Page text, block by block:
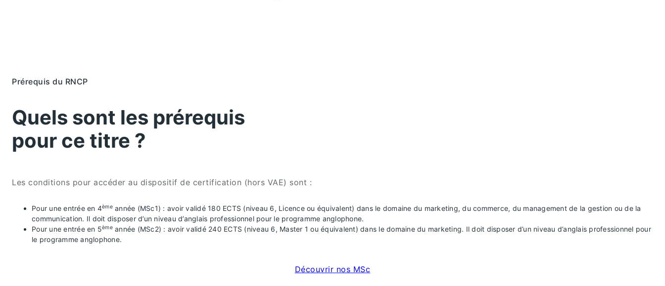
Prérequis du RNCP
Quels sont les prérequis
pour ce titre ?
Les conditions pour accéder au dispositif de certification (hors VAE) sont :
Pour une entrée en 4èmeannée (MSc1) : avoir validé 180 ECTS (niveau 6, Licence ou équivalent) dans le domaine du marketing, du commerce, du management de la gestion ou de la
communication. Il doit disposer d’un niveau d’anglais professionnel pour le programme anglophone.
Pour une entrée en 5èmeannée (MSc2) : avoir validé 240 ECTS (niveau 6, Master 1 ou équivalent) dans le domaine du marketing. Il doit disposer d’un niveau d’anglais professionnel pour
le programme anglophone.
Découvrir nos MSc